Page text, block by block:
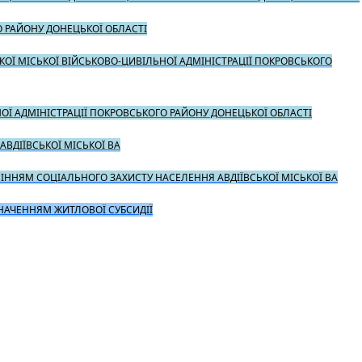
РАЙОНУ ДОНЕЦЬКОЇ ОБЛАСТІ
ВІЙСЬКОВО-ЦИВІЛЬНОЇ АДМІНІСТРАЦІЇ ПОКРОВСЬКОГО
АДМІНІСТРАЦІЇ ПОКРОВСЬКОГО РАЙОНУ ДОНЕЦЬКОЇ ОБЛАСТІ
МІСЬКОЇ ВА
СОЦІАЛЬНОГО ЗАХИСТУ НАСЕЛЕННЯ АВДІЇВСЬКОЇ МІСЬКОЇ ВА
ЖИТЛОВОЇ СУБСИДІЇ